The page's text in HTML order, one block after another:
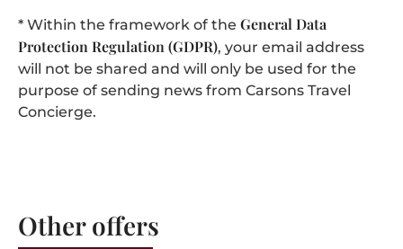
* Within the framework of the General Data
Protection Regulation (GDPR), your email address
will not be shared and will only be used for the
purpose of sending news from Carsons Travel
Concierge.
Other offers